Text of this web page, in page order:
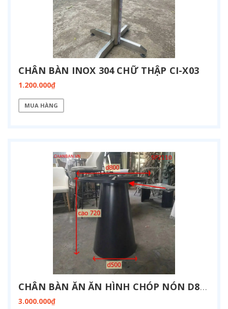
CHÂN BÀN INOX 304 CHỮ THẬP CI-X03
1.200.000₫
MUA HÀNG
CHÂN BÀN ĂN ĂN HÌNH CHÓP NÓN D800 SP2110
3.000.000₫